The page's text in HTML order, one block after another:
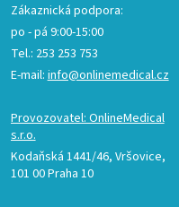
Zákaznická podpora:
po - pá 9:00-15:00
Tel.: 253 253 753
E-mail: info@onlinemedical.cz
Provozovatel: OnlineMedical
s.r.o.
Kodaňská 1441/46, Vršovice,
101 00 Praha 10